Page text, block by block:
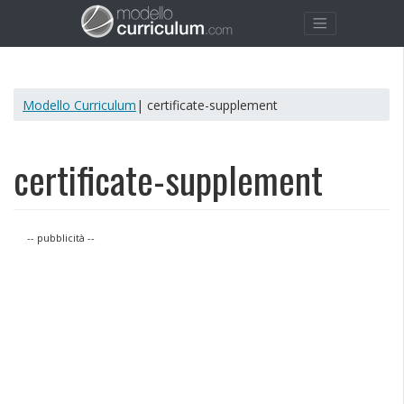
Modello Curriculum | certificate-supplement
certificate-supplement
-- pubblicità --